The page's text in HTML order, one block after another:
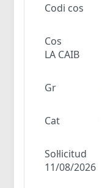
Codi cos
Cos
LA CAIB
Gr
Cat
Sol·licitud
11/08/2026